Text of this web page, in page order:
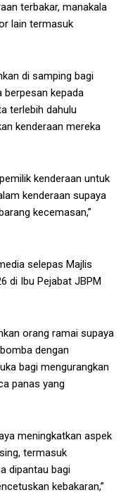
terbakar, manakala
lain termasuk
di samping bagi
berpesan kepada
terlebih dahulu
kenderaan mereka
kenderaan untuk
kenderaan supaya
kecemasan,”
selepas Majlis
di Ibu Pejabat JBPM
orang ramai supaya
dengan
bagi mengurangkan
panas yang
meningkatkan aspek
termasuk
dipantau bagi
kebakaran,”